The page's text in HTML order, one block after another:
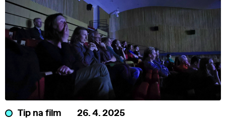
Tip na film 26. 4. 2025